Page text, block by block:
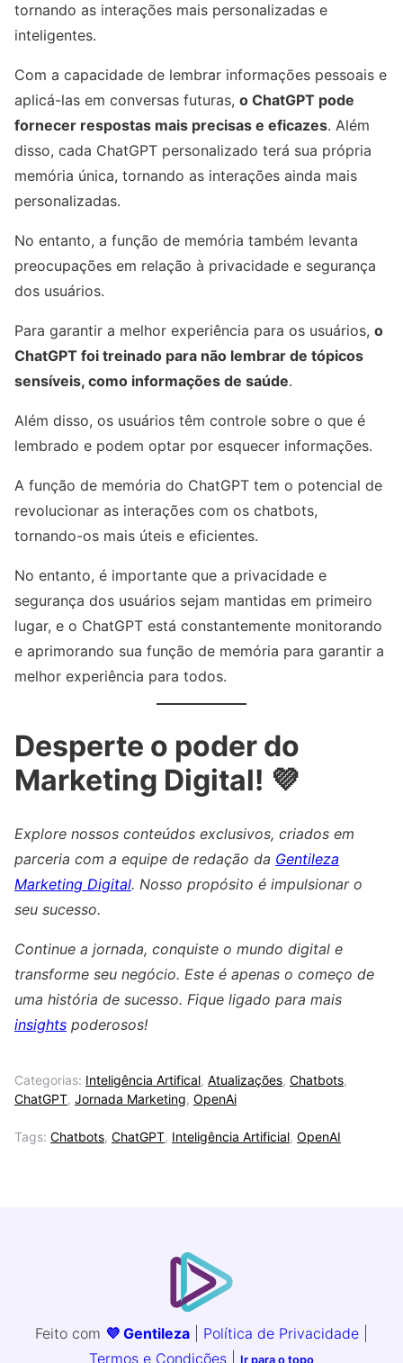
tornando as interações mais personalizadas e
inteligentes.
Com a capacidade de lembrar informações pessoais e
aplicá-las em conversas futuras, o ChatGPT pode
fornecer respostas mais precisas e eficazes. Além
disso, cada ChatGPT personalizado terá sua própria
memória única, tornando as interações ainda mais
personalizadas.
No entanto, a função de memória também levanta
preocupações em relação à privacidade e segurança
dos usuários.
Para garantir a melhor experiência para os usuários, o
ChatGPT foi treinado para não lembrar de tópicos
sensíveis, como informações de saúde.
Além disso, os usuários têm controle sobre o que é
lembrado e podem optar por esquecer informações.
A função de memória do ChatGPT tem o potencial de
revolucionar as interações com os chatbots,
tornando-os mais úteis e eficientes.
No entanto, é importante que a privacidade e
segurança dos usuários sejam mantidas em primeiro
lugar, e o ChatGPT está constantemente monitorando
e aprimorando sua função de memória para garantir a
melhor experiência para todos.
Desperte o poder do
Marketing Digital! 💜
Explore nossos conteúdos exclusivos, criados em
parceria com a equipe de redação da Gentileza
Marketing Digital. Nosso propósito é impulsionar o
seu sucesso.
Continue a jornada, conquiste o mundo digital e
transforme seu negócio. Este é apenas o começo de
uma história de sucesso. Fique ligado para mais
insights poderosos!
Categorias: Inteligência Artifical, Atualizações, Chatbots,
ChatGPT, Jornada Marketing, OpenAi
Tags: Chatbots, ChatGPT, Inteligência Artificial, OpenAI
Feito com 💜 Gentileza Política de Privacidade
Termos e Condições
Ir para o topo